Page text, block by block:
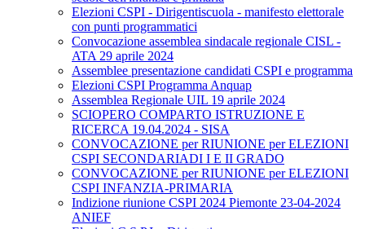
Elezioni CSPI - Dirigentiscuola - manifesto elettorale
con punti programmatici
Convocazione assemblea sindacale regionale CISL -
ATA 29 aprile 2024
Assemblee presentazione candidati CSPI e programma
Elezioni CSPI Programma Anquap
Assemblea Regionale UIL 19 aprile 2024
SCIOPERO COMPARTO ISTRUZIONE E
RICERCA 19.04.2024 - SISA
CONVOCAZIONE per RIUNIONE per ELEZIONI
CSPI SECONDARIADI I E II GRADO
CONVOCAZIONE per RIUNIONE per ELEZIONI
CSPI INFANZIA-PRIMARIA
Indizione riunione CSPI 2024 Piemonte 23-04-2024
ANIEF